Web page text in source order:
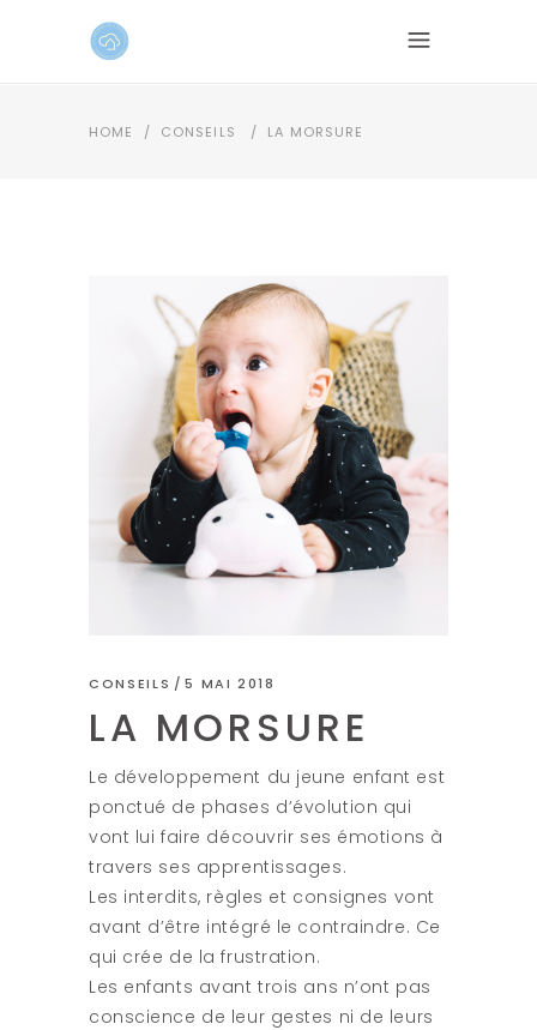
HOME / CONSEILS / LA MORSURE
CONSEILS 5 MAI 2018
LA MORSURE
Le développement du jeune enfant est
ponctué de phases d’évolution qui
vont lui faire découvrir ses émotions à
travers ses apprentissages.
Les interdits, règles et consignes vont
avant d’être intégré le contraindre. Ce
qui crée de la frustration.
Les enfants avant trois ans n’ont pas
conscience de leur gestes ni de leurs